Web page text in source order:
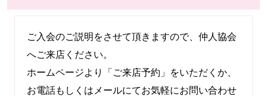
ご入会のご説明をさせて頂きますので、仲人協会
へご来店ください。
ホームページより「ご来店予約」をいただくか、
お電話もしくはメールにてお気軽にお問い合わせ